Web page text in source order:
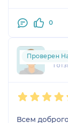
Быстро,
позвонили
день
Второй раз
0
1
Проверен
Всем